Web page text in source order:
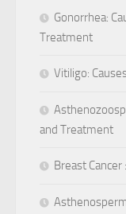
Gonorrhea:
Treatment
Vitiligo:
and Treatment
Breast